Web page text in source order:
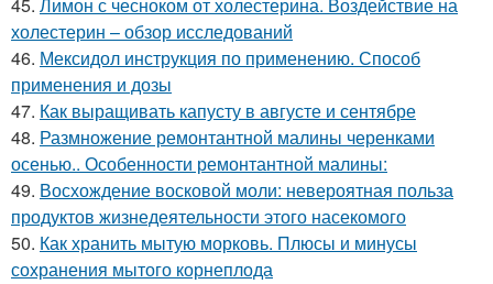
45. Лимон с чесноком от холестерина. Воздействие на
холестерин – обзор исследований
46. Мексидол инструкция по применению. Способ
применения и дозы
47. Как выращивать капусту в августе и сентябре
48. Размножение ремонтантной малины черенками
осенью.. Особенности ремонтантной малины:
49. Восхождение восковой моли: невероятная польза
продуктов жизнедеятельности этого насекомого
50. Как хранить мытую морковь. Плюсы и минусы
сохранения мытого корнеплода